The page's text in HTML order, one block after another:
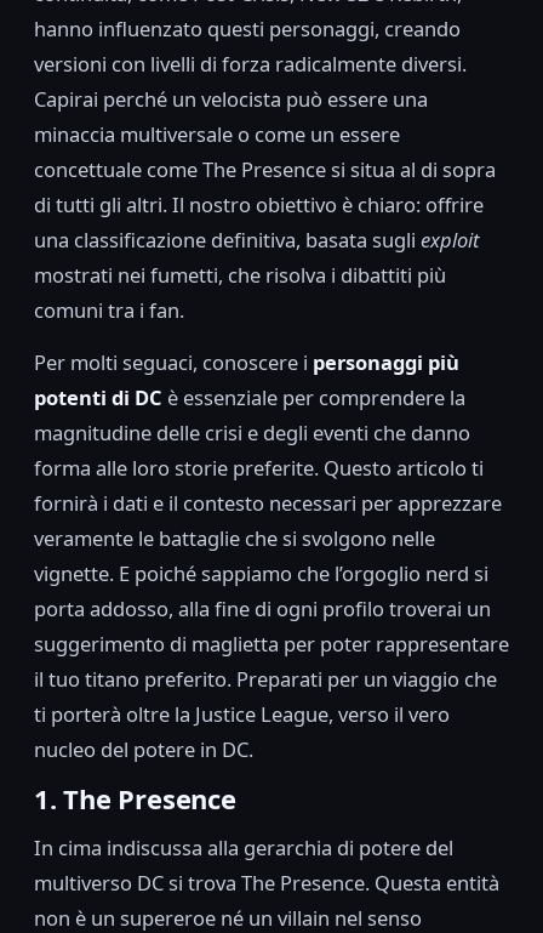
hanno influenzato questi personaggi, creando
versioni con livelli di forza radicalmente diversi.
Capirai perché un velocista può essere una
minaccia multiversale o come un essere
concettuale come The Presence si situa al di sopra
di tutti gli altri. Il nostro obiettivo è chiaro: offrire
una classificazione definitiva, basata sugli exploit
mostrati nei fumetti, che risolva i dibattiti più
comuni tra i fan.
Per molti seguaci, conoscere i personaggi più
potenti di DC è essenziale per comprendere la
magnitudine delle crisi e degli eventi che danno
forma alle loro storie preferite. Questo articolo ti
fornirà i dati e il contesto necessari per apprezzare
veramente le battaglie che si svolgono nelle
vignette. E poiché sappiamo che l’orgoglio nerd si
porta addosso, alla fine di ogni profilo troverai un
suggerimento di maglietta per poter rappresentare
il tuo titano preferito. Preparati per un viaggio che
ti porterà oltre la Justice League, verso il vero
nucleo del potere in DC.
1. The Presence
In cima indiscussa alla gerarchia di potere del
multiverso DC si trova The Presence. Questa entità
non è un supereroe né un villain nel senso